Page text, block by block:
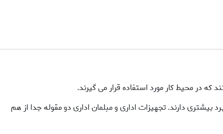
در محیط کار مورد استفاده قرار می گیرند.
دارند. تجهیزات اداری و مبلمان اداری دو مقوله جدا از هم